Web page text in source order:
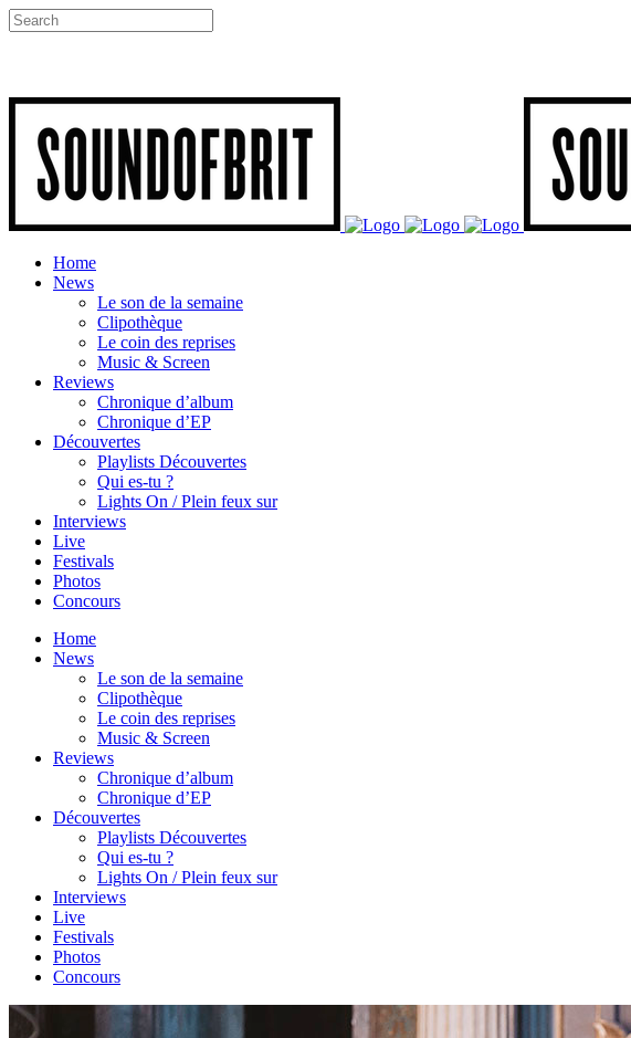
Home
News
Le son de la semaine
Clipothèque
Le coin des reprises
Music & Screen
Reviews
Chronique d’album
Chronique d’EP
Découvertes
Playlists Découvertes
Qui es-tu ?
Lights On / Plein feux sur
Interviews
Live
Festivals
Photos
Concours
Home
News
Le son de la semaine
Clipothèque
Le coin des reprises
Music & Screen
Reviews
Chronique d’album
Chronique d’EP
Découvertes
Playlists Découvertes
Qui es-tu ?
Lights On / Plein feux sur
Interviews
Live
Festivals
Photos
Concours